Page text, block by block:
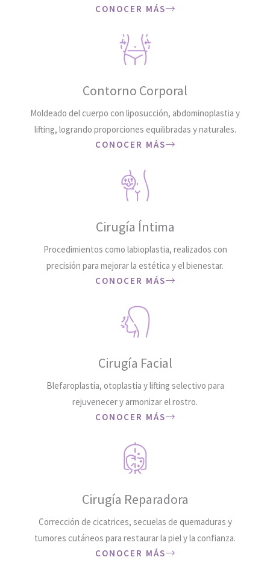
CONOCER MÁS
Contorno Corporal
Moldeado del cuerpo con liposucción, abdominoplastia y
lifting, logrando proporciones equilibradas y naturales.
CONOCER MÁS
Cirugía Íntima
Procedimientos como labioplastia, realizados con
precisión para mejorar la estética y el bienestar.
CONOCER MÁS
Cirugía Facial
Blefaroplastia, otoplastia y lifting selectivo para
rejuvenecer y armonizar el rostro.
CONOCER MÁS
Cirugía Reparadora
Corrección de cicatrices, secuelas de quemaduras y
tumores cutáneos para restaurar la piel y la confianza.
CONOCER MÁS